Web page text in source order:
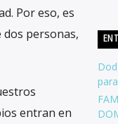
Por eso, es
personas,
entran en